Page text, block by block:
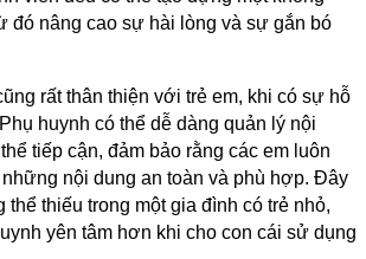
đó nâng cao sự hài lòng và sự gắn bó
rất thân thiện với trẻ em, khi có sự hỗ
huynh có thể dễ dàng quản lý nội
tiếp cận, đảm bảo rằng các em luôn
nội dung an toàn và phù hợp. Đây
thể thiếu trong một gia đình có trẻ nhỏ,
yên tâm hơn khi cho con cái sử dụng